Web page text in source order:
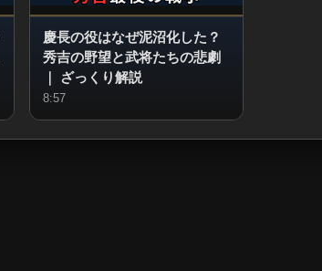
慶長の役はなぜ泥沼化した？
秀吉の野望と武将たちの悲劇
｜
ざっくり解説
8:57